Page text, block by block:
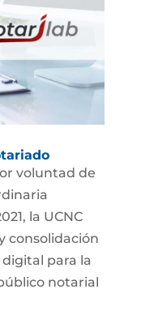
voluntad de
la UCNC
consolidación
para la
notarial